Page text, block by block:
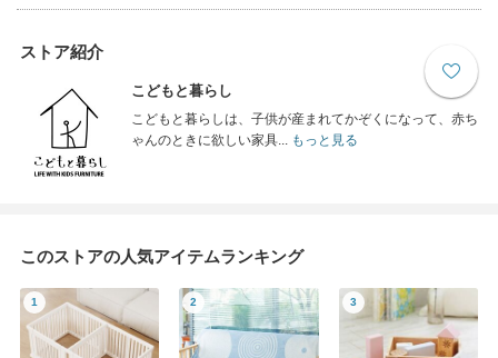
ストア紹介
こどもと暮らし
こどもと暮らしは、子供が産まれてかぞくになって、赤ち
ゃんのときに欲しい家具...もっと見る
このストアの人気アイテムランキング